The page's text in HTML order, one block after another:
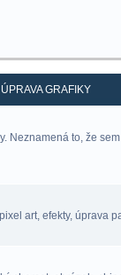
GRAFIKY
Neznamená to, že
art, efekty, úprava